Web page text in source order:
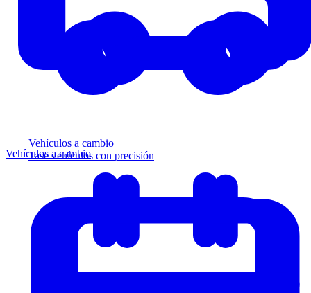
Vehículos a cambio
Tase vehículos con precisión
Vehículos a cambio